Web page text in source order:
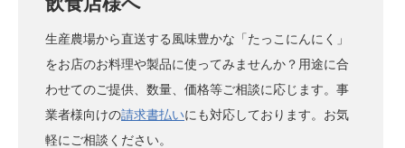
生産農場から直送する風味豊かな「たっこにんにく」
をお店のお料理や製品に使ってみませんか？用途に合
わせてのご提供、数量、価格等ご相談に応じます。事
業者様向けの請求書払いにも対応しております。お気
軽にご相談ください。